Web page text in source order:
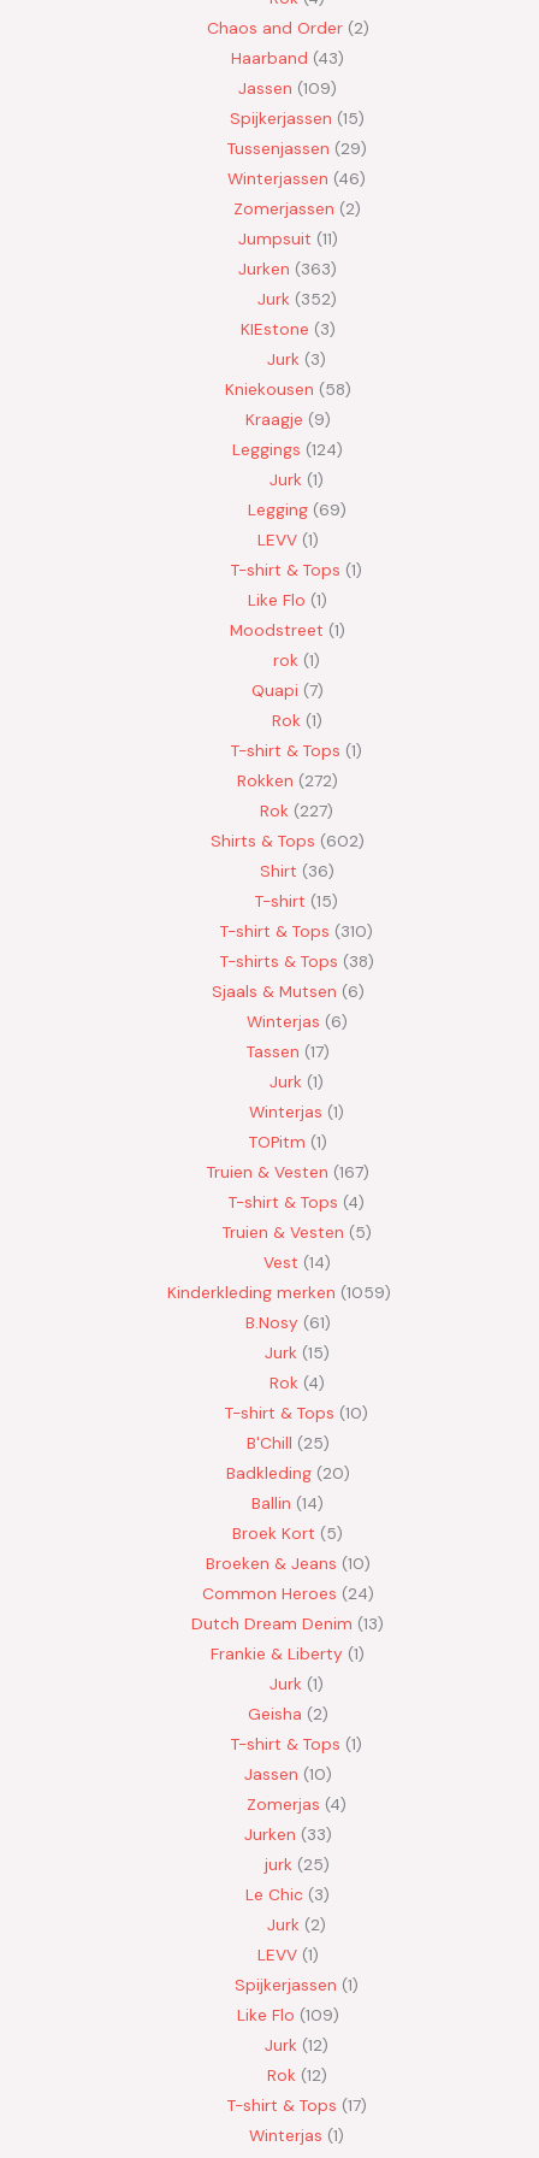
Chaos and Order 2
Haarband 43
Jassen 109
Spijkerjassen 15
Tussenjassen 29
Winterjassen 46
Zomerjassen 2
Jumpsuit 11
Jurken 363
Jurk 352
KIEstone 3
Jurk 3
Kniekousen 58
Kraagje 9
Leggings 124
Jurk 1
Legging 69
LEVV 1
T-shirt & Tops 1
Like Flo 1
Moodstreet 1
rok 1
Quapi 7
Rok 1
T-shirt & Tops 1
Rokken 272
Rok 227
Shirts & Tops 602
Shirt 36
T-shirt 15
T-shirt & Tops 310
T-shirts & Tops 38
Sjaals & Mutsen 6
Winterjas 6
Tassen 17
Jurk 1
Winterjas 1
TOPitm 1
Truien & Vesten 167
T-shirt & Tops 4
Truien & Vesten 5
Vest 14
Kinderkleding merken 1059
B.Nosy 61
Jurk 15
Rok 4
T-shirt & Tops 10
B'Chill 25
Badkleding 20
Ballin 14
Broek Kort 5
Broeken & Jeans 10
Common Heroes 24
Dutch Dream Denim 13
Frankie & Liberty 1
Jurk 1
Geisha 2
T-shirt & Tops 1
Jassen 10
Zomerjas 4
Jurken 33
jurk 25
Le Chic 3
Jurk 2
LEVV 1
Spijkerjassen 1
Like Flo 109
Jurk 12
Rok 12
T-shirt & Tops 17
Winterjas 1